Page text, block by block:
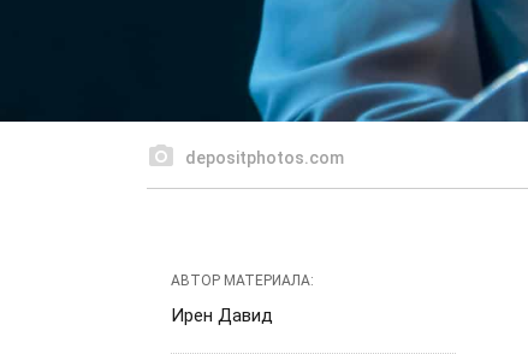
depositphotos.com
АВТОР МАТЕРИАЛА:
Ирен Давид